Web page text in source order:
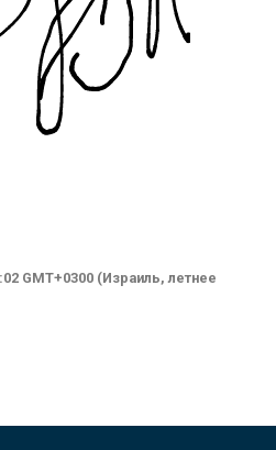
GMT+0300 (Израиль, летнее